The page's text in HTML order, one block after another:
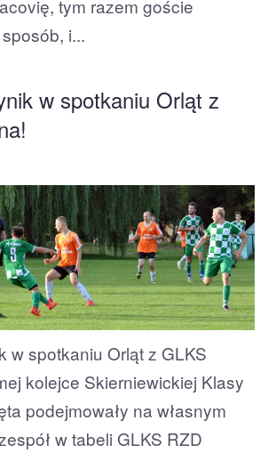
tym razem goście
i...
w spotkaniu Orląt z
w spotkaniu Orląt z GLKS
kolejce Skierniewickiej Klasy
podejmowały na własnym
w tabeli GLKS RZD